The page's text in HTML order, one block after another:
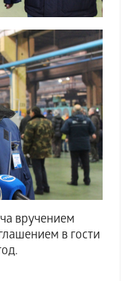
вручением
в гости